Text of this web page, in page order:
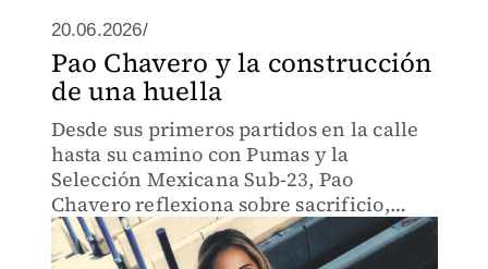
20.06.2026/
Pao Chavero y la construcción
de una huella
Desde sus primeros partidos en la calle
hasta su camino con Pumas y la
Selección Mexicana Sub-23, Pao
Chavero reflexiona sobre sacrificio,
constancia y el sueño de llegar aún más
lejos.